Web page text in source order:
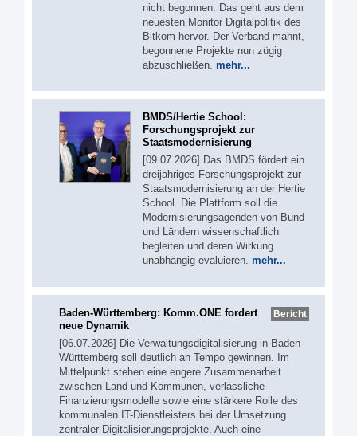
nicht begonnen. Das geht aus dem
neuesten Monitor Digitalpolitik des
Bitkom hervor. Der Verband mahnt,
begonnene Projekte nun zügig
abzuschließen. mehr...
BMDS/Hertie School:
Forschungsprojekt zur
Staatsmodernisierung
[09.07.2026] Das BMDS fördert ein
dreijähriges Forschungsprojekt zur
Staatsmodernisierung an der Hertie
School. Die Plattform soll die
Modernisierungsagenden von Bund
und Ländern wissenschaftlich
begleiten und deren Wirkung
unabhängig evaluieren. mehr...
Bericht
Baden-Württemberg: Komm.ONE fordert
neue Dynamik
[06.07.2026] Die Verwaltungsdigitalisierung in Baden-
Württemberg soll deutlich an Tempo gewinnen. Im
Mittelpunkt stehen eine engere Zusammenarbeit
zwischen Land und Kommunen, verlässliche
Finanzierungsmodelle sowie eine stärkere Rolle des
kommunalen IT-Dienstleisters bei der Umsetzung
zentraler Digitalisierungsprojekte. Auch eine